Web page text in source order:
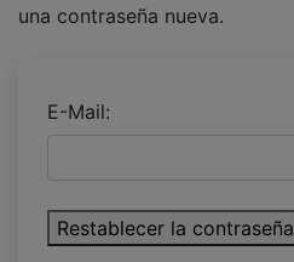
una contraseña nueva.
E-Mail:
Restablecer la contraseña